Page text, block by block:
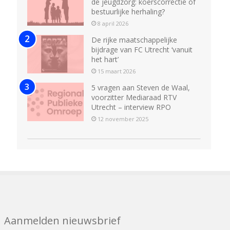
bestuurlijke herhaling?
8 april 2026
De rijke maatschappelijke
bijdrage van FC Utrecht ‘vanuit
het hart’
15 maart 2026
5 vragen aan Steven de Waal,
voorzitter Mediaraad RTV
Utrecht – interview RPO
12 november 2025
Aanmelden nieuwsbrief